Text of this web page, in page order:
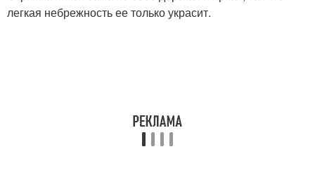
легкая небрежность ее только украсит.